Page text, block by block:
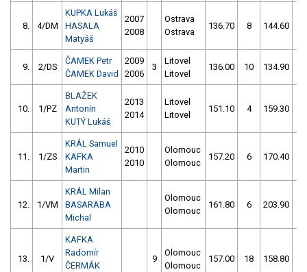
8. 4/DM
KUPKA Lukáš
HASALA
Matyáš
2007
2008
Ostrava
Ostrava
136.70 8 144.60
9. 2/DS
ČAMEK Petr
ČAMEK David
2009
2006
3
Litovel
Litovel
136.00 10 134.90
10. 1/PZ
BLAŽEK
Antonín
KUTÝ Lukáš
2013
2014
Litovel
Litovel
151.10 4 159.30
11. 1/ZS
KRÁL Samuel
KAFKA
Martin
2010
2010
Olomouc
Olomouc
157.20 6 170.40
12. 1/VM
KRÁL Milan
BASARABA
Michal
Olomouc
Olomouc
161.80 6 203.90
13. 1/V
KAFKA
Radomír
ČERMÁK
9
Olomouc
Olomouc
157.00 18 158.80